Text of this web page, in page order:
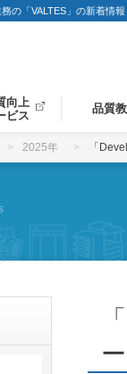
の「VALTES」の新着情報
向上
ビス
品質
2025年 「